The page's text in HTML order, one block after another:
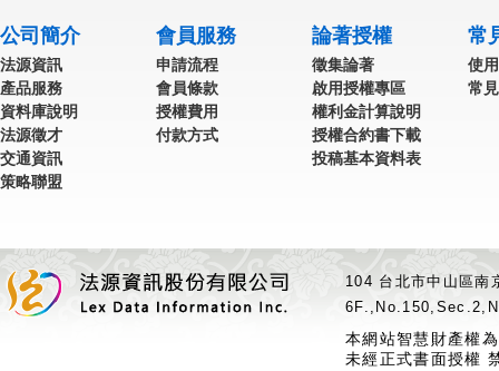
公司簡介
法源資訊
產品服務
資料庫說明
法源徵才
交通資訊
策略聯盟
會員服務
申請流程
會員條款
授權費用
付款方式
論著授權
徵集論著
啟用授權專區
權利金計算說明
授權合約書下載
投稿基本資料表
常
使
常
104 台北市中山區
本網站智慧財產權
未經正式書面授權